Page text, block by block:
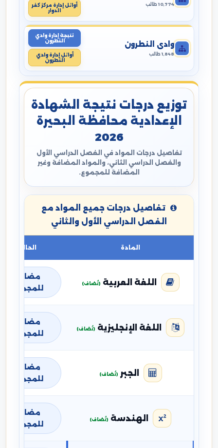
10,774 طالب
أوائل إدارة مركز كفر
الدوار
وادي النطرون
1,848 طالب
نتيجة إدارة وادي
النطرون
أوائل إدارة وادي
النطرون
توزيع درجات نتيجة الشهادة
الإعدادية محافظة البحيرة
2026
تفاصيل درجات المواد في الفصل الدراسي الأول
والفصل الدراسي الثاني، والمواد المضافة وغير
المضافة للمجموع.
تفاصيل درجات جميع المواد مع
الفصل الدراسي الأول والثاني
المادة الحالة
اللغة العربية (تُضاف)
مضافة
للمجموع
اللغة الإنجليزية (تُضاف)
مضافة
للمجموع
الجبر (تُضاف)
مضافة
للمجموع
الهندسة (تُضاف)
مضافة
للمجموع